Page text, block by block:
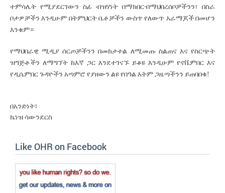
ተምሳሌት የሚያደርገውን ስፊ ብዝሃነት በማክበር-በማህበረሰቦቻችንን፣ በስራ
ቦታዎቻችን እንዲሁም በትምህርት ቤቶቻችን ውስጥ የለውጥ አራማጆች በመሆን
እንቁም።
የማህበራዊ ሚዲያ ሰርጦቻችንን በመከታተል ለሚመጡ ስልጠና እና የስርጭት
ዝግጅቶችን ለማግኘት ከእኛ ጋር እንደተገናኙ ይቆዩ እንዲሁም የኖቬምበር እና
የዲሴምበር ጉዳዮችን አጣምሮ የያዘውን ልዩ የበዓል እትም ጋዜጣችንን ይጠባበቁ!
በአንድነት፣
ኬነዝ ሳውንደርስ
Like OHR on Facebook